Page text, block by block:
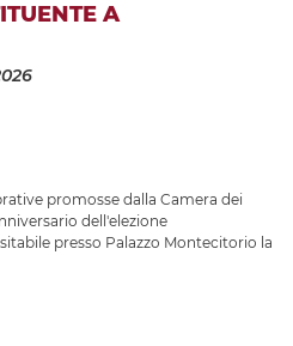
A
promosse dalla Camera dei
dell'elezione
presso Palazzo Montecitorio la